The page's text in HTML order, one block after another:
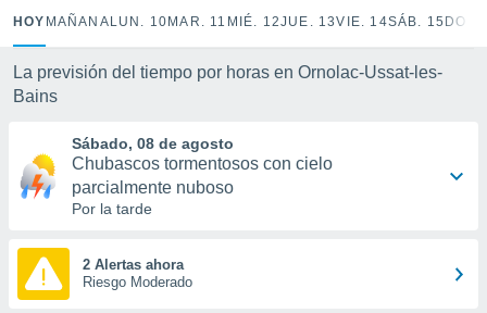
calidad.
a este
las
digital
permite
HOY MAÑANA LUN. 10 MAR. 11 MIÉ. 12JUE. 13VIE. 14SÁB. 15
La previsión del tiempo por horas en Ornolac-Ussat-les-
Bains
Sábado, 08 de agosto
Chubascos tormentosos con cielo
parcialmente nuboso
Por la tarde
2 Alertas ahora
Riesgo Moderado